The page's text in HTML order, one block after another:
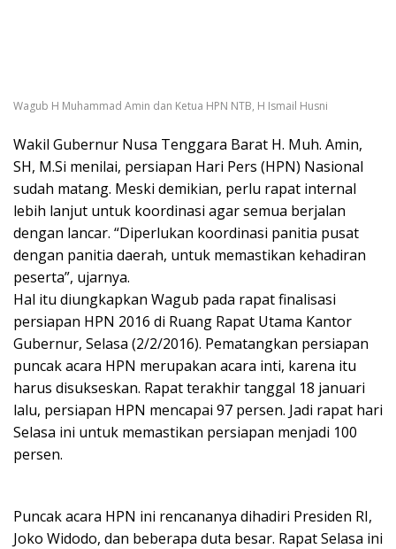
Wagub H Muhammad Amin dan Ketua HPN NTB, H Ismail Husni
Wakil Gubernur Nusa Tenggara Barat H. Muh. Amin,
SH, M.Si menilai, persiapan Hari Pers (HPN) Nasional
sudah matang. Meski demikian, perlu rapat internal
lebih lanjut untuk koordinasi agar semua berjalan
dengan lancar. “Diperlukan koordinasi panitia pusat
dengan panitia daerah, untuk memastikan kehadiran
peserta”, ujarnya.
Hal itu diungkapkan Wagub pada rapat finalisasi
persiapan HPN 2016 di Ruang Rapat Utama Kantor
Gubernur, Selasa (2/2/2016). Pematangkan persiapan
puncak acara HPN merupakan acara inti, karena itu
harus disukseskan. Rapat terakhir tanggal 18 januari
lalu, persiapan HPN mencapai 97 persen. Jadi rapat hari
Selasa ini untuk memastikan persiapan menjadi 100
persen.
Puncak acara HPN ini rencananya dihadiri Presiden RI,
Joko Widodo, dan beberapa duta besar. Rapat Selasa ini